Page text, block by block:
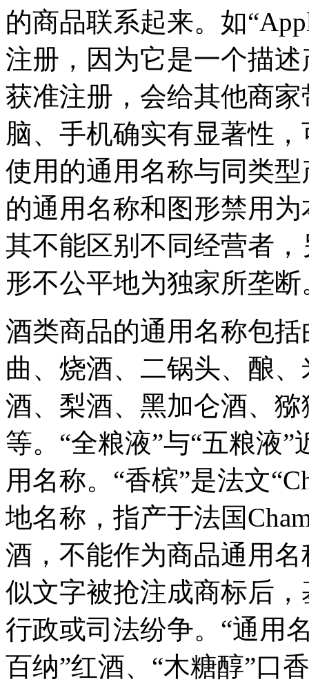
的商品联系起来。如
注册，因为它是一个描
获准注册，会给其他商
脑、手机确实有显著性
使用的通用名称与同类
的通用名称和图形禁用
其不能区别不同经营者
形不公平地为独家所垄断
酒类商品的通用名称包
曲、烧酒、二锅头、酿
酒、梨酒、黑加仑酒、
等。“全粮液”与“五粮液
用名称。“香槟”是法文
地名称，指产于法国
酒，不能作为商品通用
似文字被抢注成商标后
行政或司法纷争。“通用
百纳”红酒、“木糖醇”口